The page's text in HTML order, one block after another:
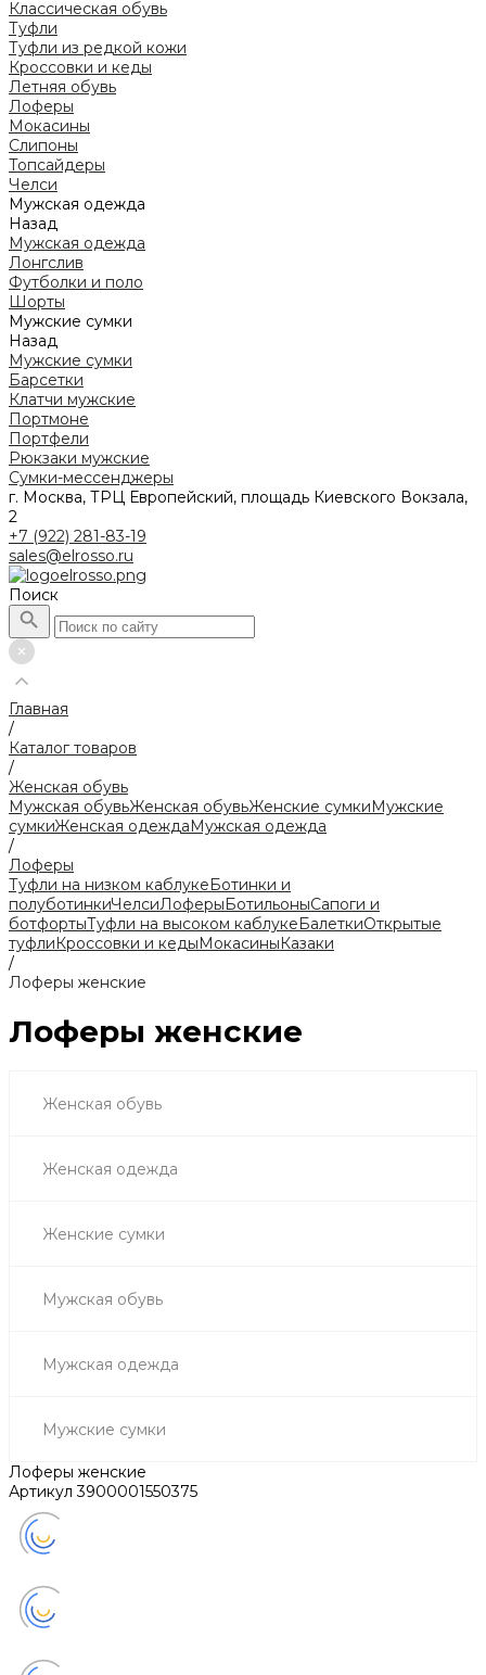
Классическая обувь
Туфли
Туфли из редкой кожи
Кроссовки и кеды
Летняя обувь
Лоферы
Мокасины
Слипоны
Топсайдеры
Челси
Мужская одежда
Назад
Мужская одежда
Лонгслив
Футболки и поло
Шорты
Мужские сумки
Назад
Мужские сумки
Барсетки
Клатчи мужские
Портмоне
Портфели
Рюкзаки мужские
Сумки-мессенджеры
г. Москва, ТРЦ Европейский, площадь Киевского Вокзала,
2
+7 (922) 281-83-19
sales@elrosso.ru
Поиск
Главная
/
Каталог товаров
/
Женская обувь
Мужская обувьЖенская обувьЖенские сумкиМужские
сумкиЖенская одеждаМужская одежда
/
Лоферы
Туфли на низком каблукеБотинки и
полуботинкиЧелсиЛоферыБотильоныСапоги и
ботфортыТуфли на высоком каблукеБалеткиОткрытые
туфлиКроссовки и кедыМокасиныКазаки
/
Лоферы женские
Лоферы женские
Женская обувь
Женская одежда
Женские сумки
Мужская обувь
Мужская одежда
Мужские сумки
Лоферы женские
Артикул3900001550375